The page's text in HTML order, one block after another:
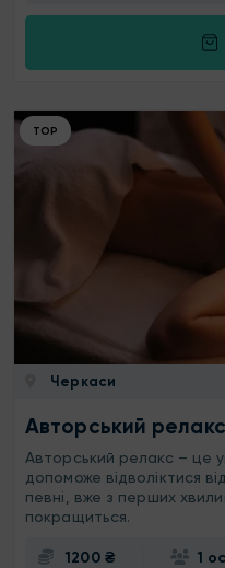
ТОР
Черкаси
Авторський релакс
Авторський релакс – це
допоможе відволіктися
певні, вже з перших
покращиться.
1200 ₴ 1